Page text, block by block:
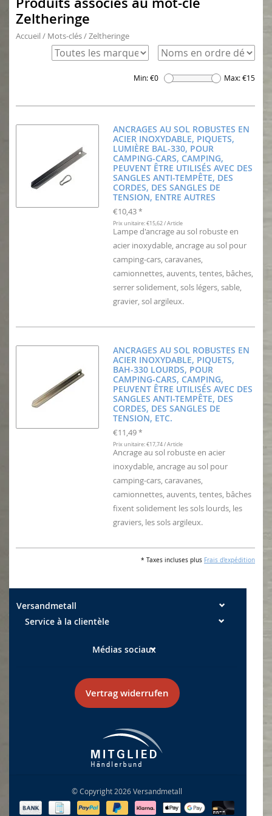
Zeltheringe
Accueil / Mots-clés/Zeltheringe
Min: €0 Max: €15
ANCRAGES AU SOL ROBUSTES EN
ACIER INOXYDABLE, PIQUETS,
LUMIÈRE BAL-330, POUR
CAMPING-CARS, CAMPING,
PEUVENT ÊTRE UTILISÉS AVEC DES
SANGLES ANTI-TEMPÊTE, DES
CORDES, DES SANGLES DE
TENSION, ENTRE AUTRES
€10,43 *
Prix unitaire: €15,62 / Article
Lampe d'ancrage au sol robuste en
acier inoxydable, ancrage au sol pour
camping-cars, caravanes,
camionnettes, auvents, tentes, bâches,
serrer solidement, sols légers, sable,
gravier, sol argileux.
ANCRAGES AU SOL ROBUSTES EN
ACIER INOXYDABLE, PIQUETS,
BAH-330 LOURDS, POUR
CAMPING-CARS, CAMPING,
PEUVENT ÊTRE UTILISÉS AVEC DES
SANGLES ANTI-TEMPÊTE, DES
CORDES, DES SANGLES DE
TENSION, ETC.
€11,49 *
Prix unitaire: €17,74 / Article
Ancrage au sol robuste en acier
inoxydable, ancrage au sol pour
camping-cars, caravanes,
camionnettes, auvents, tentes, bâches
fixent solidement les sols lourds, les
graviers, les sols argileux.
* Taxes incluses plus Frais d'expédition
Versandmetall
Service à la clientèle
Médias sociaux
Vertrag widerrufen
© Copyright 2026 Versandmetall